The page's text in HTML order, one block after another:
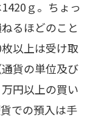
ｇ。ちょっ
るほどのこと
以上は受け取
貨の単位及び
円以上の買い
での預入は手